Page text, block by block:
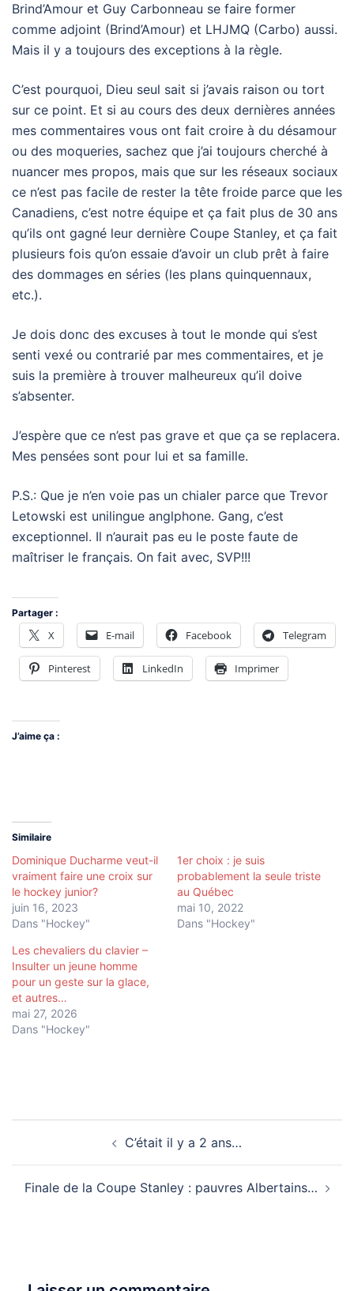
Brind’Amour et Guy Carbonneau se faire former
comme adjoint (Brind’Amour) et LHJMQ (Carbo) aussi.
Mais il y a toujours des exceptions à la règle.
C’est pourquoi, Dieu seul sait si j’avais raison ou tort
sur ce point. Et si au cours des deux dernières années
mes commentaires vous ont fait croire à du désamour
ou des moqueries, sachez que j’ai toujours cherché à
nuancer mes propos, mais que sur les réseaux sociaux
ce n’est pas facile de rester la tête froide parce que les
Canadiens, c’est notre équipe et ça fait plus de 30 ans
qu’ils ont gagné leur dernière Coupe Stanley, et ça fait
plusieurs fois qu’on essaie d’avoir un club prêt à faire
des dommages en séries (les plans quinquennaux,
etc.).
Je dois donc des excuses à tout le monde qui s’est
senti vexé ou contrarié par mes commentaires, et je
suis la première à trouver malheureux qu’il doive
s’absenter.
J’espère que ce n’est pas grave et que ça se replacera.
Mes pensées sont pour lui et sa famille.
P.S.: Que je n’en voie pas un chialer parce que Trevor
Letowski est unilingue anglphone. Gang, c’est
exceptionnel. Il n’aurait pas eu le poste faute de
maîtriser le français. On fait avec, SVP!!!
Partager :
X E-mail Facebook Telegram
Pinterest LinkedIn Imprimer
J’aime ça :
Similaire
Dominique Ducharme veut-il
vraiment faire une croix sur
le hockey junior?
juin 16, 2023
Dans "Hockey"
1er choix : je suis
probablement la seule triste
au Québec
mai 10, 2022
Dans "Hockey"
Les chevaliers du clavier –
Insulter un jeune homme
pour un geste sur la glace,
et autres…
mai 27, 2026
Dans "Hockey"
C’était il y a 2 ans…
Finale de la Coupe Stanley : pauvres Albertains…